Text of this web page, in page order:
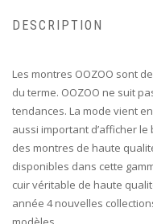
DESCRIPTION
Les montres OOZOO sont
du terme. OOZOO ne suit
tendances. La mode vient
aussi important d’afficher
des montres de haute
disponibles dans cette
cuir véritable de haute
année 4 nouvelles